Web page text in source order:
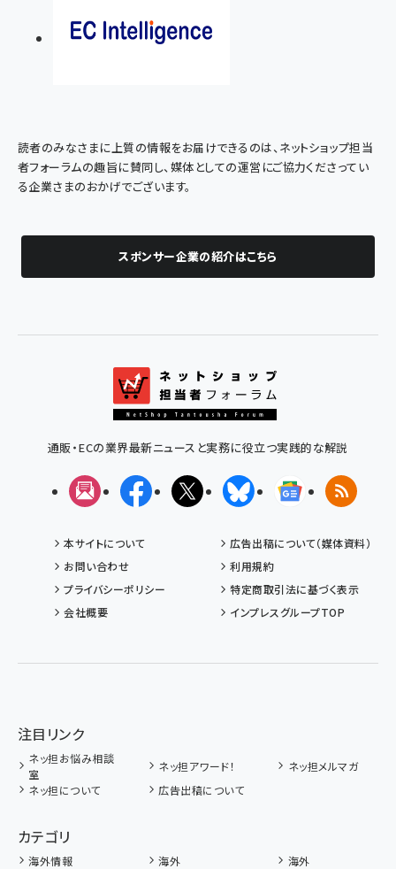
読者のみなさまに上質の情報をお届けできるのは、ネットショップ担当
者フォーラムの趣旨に賛同し、媒体としての運営にご協力くださってい
る企業さまのおかげでございます。
スポンサー企業の紹介はこちら
通販・ECの業界最新ニュースと実務に役立つ実践的な解説
メルマガFacebookX(エックス)BlueskyGoogleニュ
RSS
本サイトについて
広告出稿について（媒体資料）
お問い合わせ
利用規約
プライバシーポリシー
特定商取引法に基づく表示
会社概要
インプレスグループTOP
注目リンク
ネッ担お悩み相談
室
ネッ担アワード！
ネッ担メルマガ
ネッ担について
広告出稿について
カテゴリ
海外情報 海外
海外